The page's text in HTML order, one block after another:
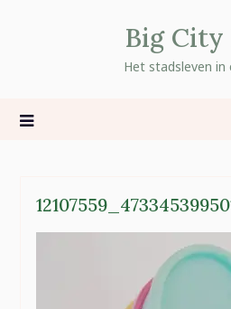
Big
Het stadsleven in